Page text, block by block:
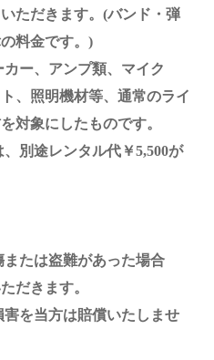
ただきます。(バンド・弾
料金です。)
カー、アンプ類、マイク
、照明機材等、通常のライ
対象にしたものです。
別途レンタル代￥5,500が
または盗難があった場合
だきます。
害を当方は賠償いたしませ